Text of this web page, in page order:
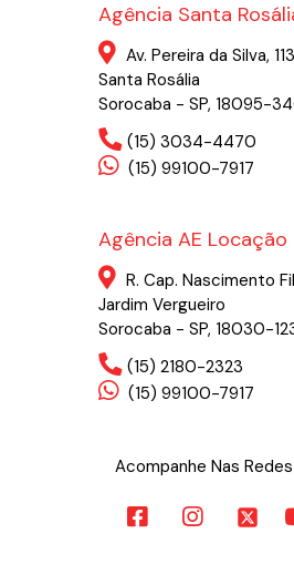
Agência Santa
Av. Pereira da Silva,
Santa Rosália
Sorocaba - SP, 18095-
(15) 3034-4470
(15) 99100-7917
Agência AE Locação
R. Cap. Nascimento
Jardim Vergueiro
Sorocaba - SP, 18030-
(15) 2180-2323
(15) 99100-7917
Acompanhe Nas